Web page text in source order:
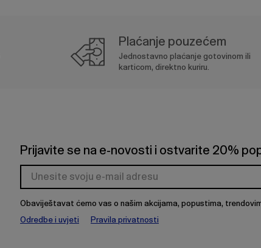
Plaćanje pouzećem
Jednostavno plaćanje gotovinom ili
karticom, direktno kuriru.
Prijavite se na e-novosti i ostvarite 20%
Obaviještavat ćemo vas o našim akcijama, popustima,
Odredbe i uvjeti
Pravila privatnosti